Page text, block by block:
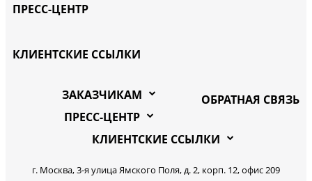
ПРЕСС-ЦЕНТР
КЛИЕНТСКИЕ ССЫЛКИ
ОБРАТНАЯ СВЯЗЬ
ЗАКАЗЧИКАМ
ПРЕСС-ЦЕНТР
КЛИЕНТСКИЕ ССЫЛКИ
г. Москва, 3-я улица Ямского Поля, д. 2, корп. 12, офис 209